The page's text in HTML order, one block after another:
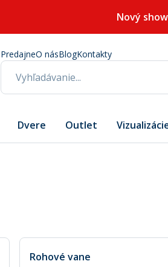
Nový
PredajneO násBlogKontakty
Dvere Outlet
Rohové vane